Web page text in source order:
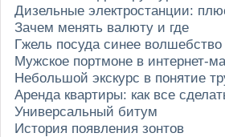
Дизельные электростанции:
Зачем менять валюту и где
Гжель посуда синее волшебство
Мужское портмоне в интернет-
Небольшой экскурс в понятие
Аренда квартиры: как все
Универсальный битум
История появления зонтов